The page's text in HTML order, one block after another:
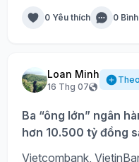
0 Yêu thích 0
Loan Minh
16 Thg 07
Ba “ông lớn” ngân
hơn 10.500 tỷ đồng
Vietcombank,